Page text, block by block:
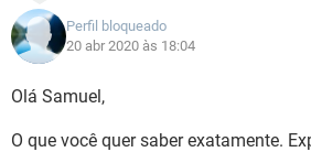
Perfil bloqueado
20 abr 2020 às 18:04
Olá Samuel,
O que você quer saber exatamente.